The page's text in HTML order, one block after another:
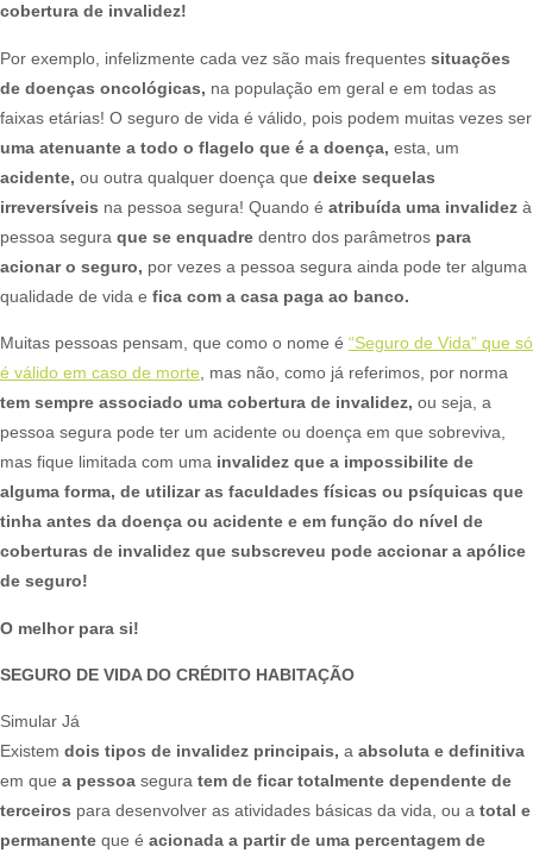
cobertura de invalidez!
Por exemplo, infelizmente cada vez são mais frequentes situações
de doenças oncológicas, na população em geral e em todas as
faixas etárias! O seguro de vida é válido, pois podem muitas vezes ser
uma atenuante a todo o flagelo que é a doença, esta, um
acidente, ou outra qualquer doença que deixe sequelas
irreversíveis na pessoa segura! Quando é atribuída uma invalidez à
pessoa segura que se enquadre dentro dos parâmetros para
acionar o seguro, por vezes a pessoa segura ainda pode ter alguma
qualidade de vida e fica com a casa paga ao banco.
Muitas pessoas pensam, que como o nome é “Seguro de Vida” que só
é válido em caso de morte , mas não, como já referimos, por norma
tem sempre associado uma cobertura de invalidez, ou seja, a
pessoa segura pode ter um acidente ou doença em que sobreviva,
mas fique limitada com uma invalidez que a impossibilite de
alguma forma, de utilizar as faculdades físicas ou psíquicas que
tinha antes da doença ou acidente e em função do nível de
coberturas de invalidez que subscreveu pode accionar a apólice
de seguro!
O melhor para si!
SEGURO DE VIDA DO CRÉDITO HABITAÇÃO
Simular Já
Existem dois tipos de invalidez principais, a absoluta e definitiva
em que a pessoa segura tem de ficar totalmente dependente de
terceiros para desenvolver as atividades básicas da vida, ou a total e
permanente que é acionada a partir de uma percentagem de